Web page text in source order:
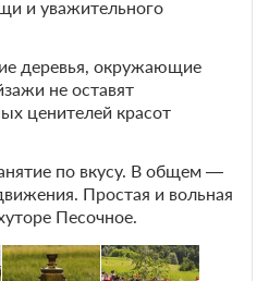
и уважительного
деревья, окружающие
не оставят
ценителей красот
по вкусу. В общем —
Простая и вольная
Песочное.